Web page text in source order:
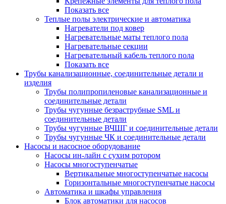
Показать все
Теплые полы электрические и автоматика
Нагреватели под ковер
Нагревательные маты теплого пола
Нагревательные секции
Нагревательный кабель теплого пола
Показать все
Трубы канализационные, соединительные детали и
изделия
Трубы полипропиленовые канализационные и
соединительные детали
Трубы чугунные безраструбные SML и
соединительные детали
Трубы чугунные ВЧШГ и соединительные детали
Трубы чугунные ЧК и соединительные детали
Насосы и насосное оборудование
Насосы ин-лайн с сухим ротором
Насосы многоступенчатые
Вертикальные многоступенчатые насосы
Горизонтальные многоступенчатые насосы
Автоматика и шкафы управления
Блок автоматики для насосов